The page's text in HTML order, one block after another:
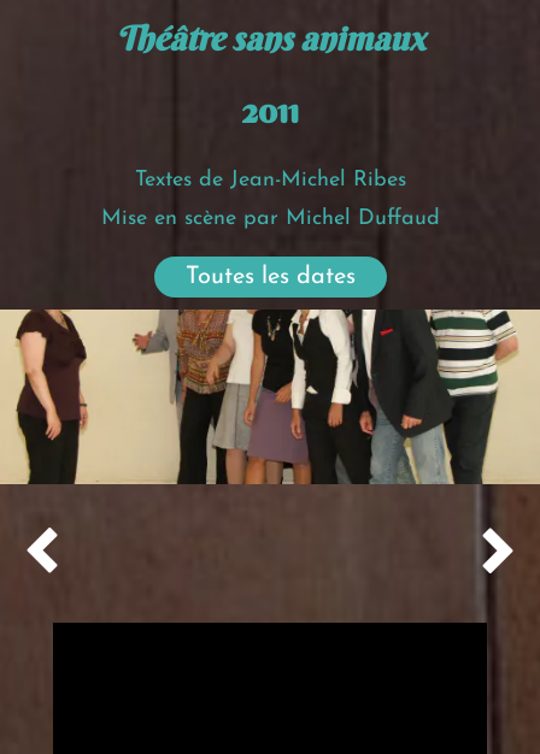
Théâtre sans animaux
2011
Textes de Jean-Michel Ribes
Mise en scène par Michel Duffaud
Toutes les dates
 